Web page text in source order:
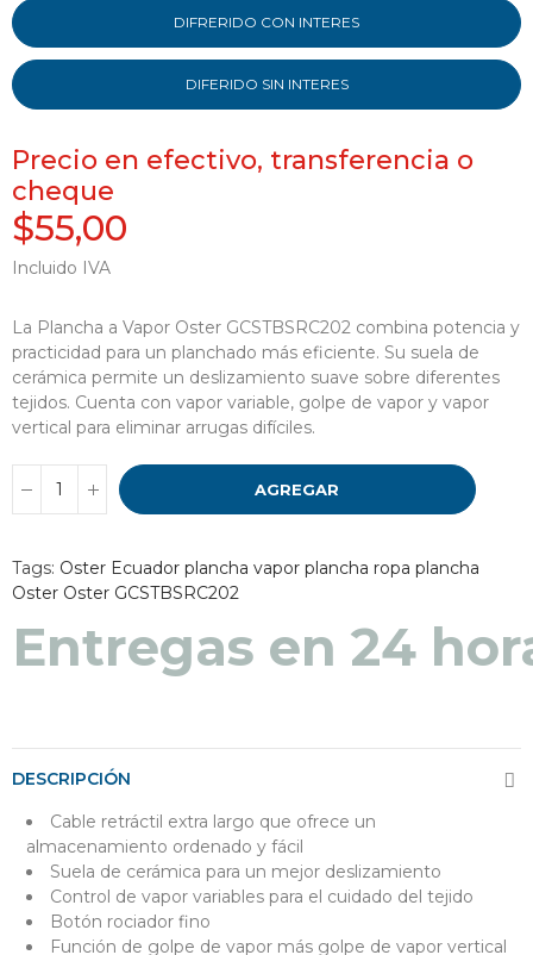
DIFRERIDO CON INTERES
DIFERIDO SIN INTERES
Precio en efectivo, transferencia o
cheque
$55,00
Incluido IVA
La Plancha a Vapor Oster GCSTBSRC202 combina potencia y
practicidad para un planchado más eficiente. Su suela de
cerámica permite un deslizamiento suave sobre diferentes
tejidos. Cuenta con vapor variable, golpe de vapor y vapor
vertical para eliminar arrugas difíciles.
AGREGAR
Tags: Oster Ecuador plancha vapor plancha ropa plancha
Oster Oster GCSTBSRC202
Entregas en 24
DESCRIPCIÓN
Cable retráctil extra largo que ofrece un
almacenamiento ordenado y fácil
Suela de cerámica para un mejor deslizamiento
Control de vapor variables para el cuidado del tejido
Botón rociador fino
Función de golpe de vapor más golpe de vapor vertical